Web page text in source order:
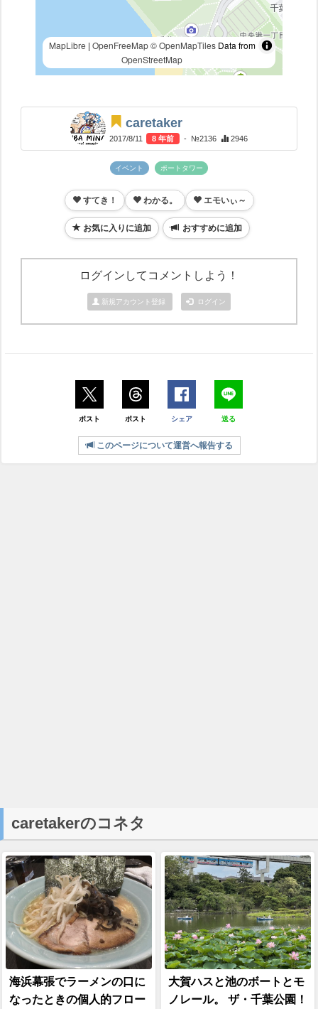
MapLibre | OpenFreeMap © OpenMapTilesData from
OpenStreetMap
caretaker
2017/8/11 8 年前 - №2136 2946
イベント ポートタワー
すてき！ わかる。 エモいぃ～
お気に入りに追加 おすすめに追加
ログインしてコメントしよう！
新規アカウント登録 ログイン
ポスト ポスト シェア 送る
このページについて運営へ報告する
caretakerのコネタ
海浜幕張でラーメンの口に
なったときの個人的フロー
大賀ハスと池のボートとモ
ノレール。 ザ・千葉公園！